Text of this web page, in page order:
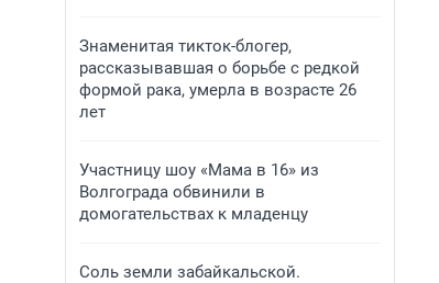
Знаменитая тикток-блогер,
рассказывавшая о борьбе с редкой
формой рака, умерла в возрасте 26
лет
Участницу шоу «Мама в 16» из
Волгограда обвинили в
домогательствах к младенцу
Соль земли забайкальской.